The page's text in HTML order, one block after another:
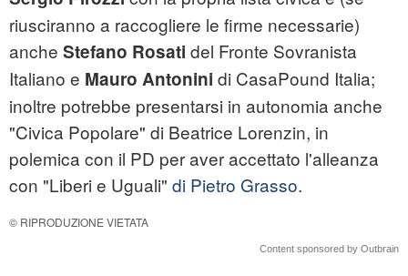
riusciranno a raccogliere le firme necessarie)
anche Stefano Rosati del Fronte Sovranista
Italiano e Mauro Antonini di CasaPound Italia;
inoltre potrebbe presentarsi in autonomia anche
"Civica Popolare" di Beatrice Lorenzin, in
polemica con il PD per aver accettato l'alleanza
con "Liberi e Uguali" di Pietro Grasso.
© RIPRODUZIONE VIETATA
Content sponsored by Outbrain